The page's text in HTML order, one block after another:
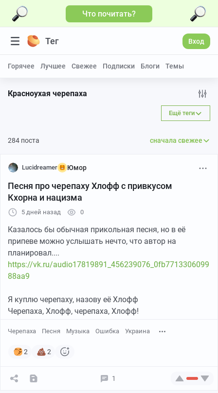
Что почитать?
Тег Вход
Горячее Лучшее Свежее Подписки Блоги Темы
Красноухая черепаха
Ещё теги
284 поста сначала свежее
Lucidreamer Юмор
Песня про черепаху Хлофф с привкусом
Кхорна и нацизма
5 дней назад 0
Казалось бы обычная прикольная песня, но в её
припеве можно услышать нечто, что автор на
планировал....
https://vk.ru/audio17819891_456239076_0fb7713306099
88aa9
Я куплю черепаху, назову её Хлофф
Черепаха, Хлофф, черепаха, Хлофф!
Черепаха Песня Музыка Ошибка Украина
2 2
1
Больше видео